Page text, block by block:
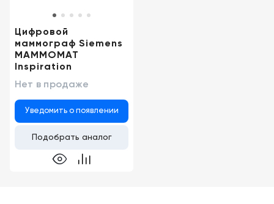
Цифровой
маммограф Siemens
MAMMOMAT
Inspiration
Нет в продаже
Уведомить о появлении
Подобрать аналог